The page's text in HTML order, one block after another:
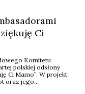
Ci
Komitetu
polskiej odsłony
Ci Mamo”. W projekt
oraz jego